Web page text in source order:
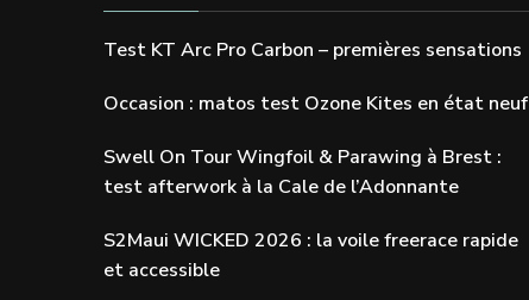
Test KT Arc Pro Carbon – premières sensations
Occasion : matos test Ozone Kites en état neuf
Swell On Tour Wingfoil & Parawing à Brest :
test afterwork à la Cale de l’Adonnante
S2Maui WICKED 2026 : la voile freerace rapide
et accessible